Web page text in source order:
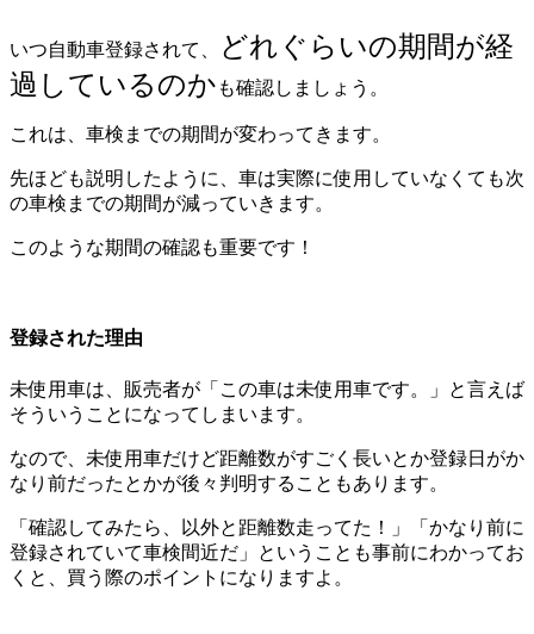
いつ自動車登録されて、
どれぐらいの期間が経
過しているのか も確認しましょう。
これは、車検までの期間が変わってきます。
先ほども説明したように、車は実際に使用していなくても次
の車検までの期間が減っていきます。
このような期間の確認も重要です！
登録された理由
未使用車は、販売者が「この車は未使用車です。」と言えば
そういうことになってしまいます。
なので、未使用車だけど距離数がすごく長いとか登録日がか
なり前だったとかが後々判明することもあります。
「確認してみたら、以外と距離数走ってた！」「かなり前に
登録されていて車検間近だ」ということも事前にわかってお
くと、買う際のポイントになりますよ。